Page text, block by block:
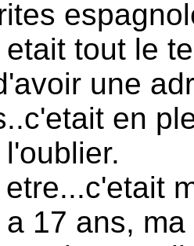
tout le
une
en
17 ans,